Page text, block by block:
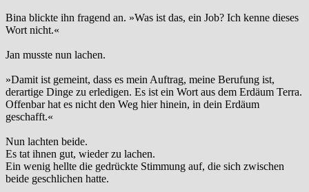
Bina blickte ihn fragend an. »Was ist das, ein Job? Ich kenne dieses
Wort nicht.«
Jan musste nun lachen.
»Damit ist gemeint, dass es mein Auftrag, meine Berufung ist,
derartige Dinge zu erledigen. Es ist ein Wort aus dem Erdäum Terra.
Offenbar hat es nicht den Weg hier hinein, in dein Erdäum
geschafft.«
Nun lachten beide.
Es tat ihnen gut, wieder zu lachen.
Ein wenig hellte die gedrückte Stimmung auf, die sich zwischen
beide geschlichen hatte.